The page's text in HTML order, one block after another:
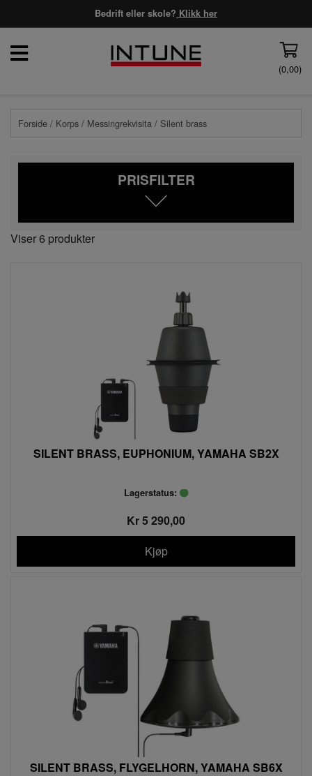
Bedrift eller skole? Klikk her
(0,00)
Forside / Korps / Messingrekvisita / Silent brass
PRISFILTER
Viser 6 produkter
SILENT BRASS, EUPHONIUM, YAMAHA SB2X
Lagerstatus:
Kr 5 290,00
Kjøp
SILENT BRASS, FLYGELHORN, YAMAHA SB6X